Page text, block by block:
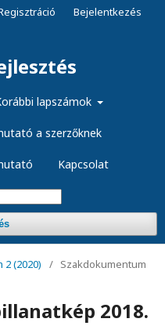
lapszámok
a szerzőknek
Kapcsolat
Bejelentkezés
2 (2020) / Szakdokumentum
2018.